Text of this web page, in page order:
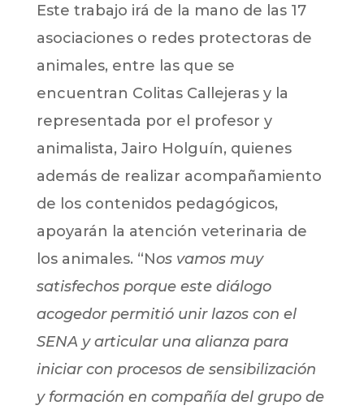
Este trabajo irá de la mano de las 17
asociaciones o redes protectoras de
animales, entre las que se
encuentran Colitas Callejeras y la
representada por el profesor y
animalista, Jairo Holguín, quienes
además de realizar acompañamiento
de los contenidos pedagógicos,
apoyarán la atención veterinaria de
los animales. “Nos vamos muy
satisfechos porque este diálogo
acogedor permitió unir lazos con el
SENA y articular una alianza para
iniciar con procesos de sensibilización
y formación en compañía del grupo de